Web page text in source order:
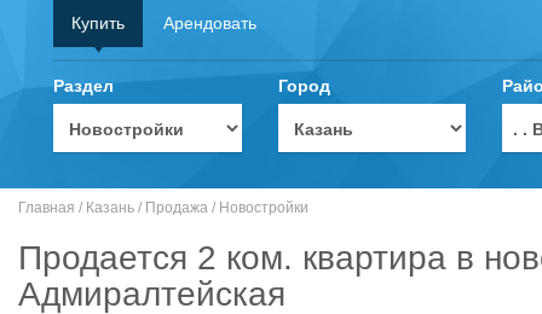
Купить Арендовать
Раздел Город
. .
Главная / Казань / Продажа / Новостройки
Продается 2 ком. квартира в
Адмиралтейская